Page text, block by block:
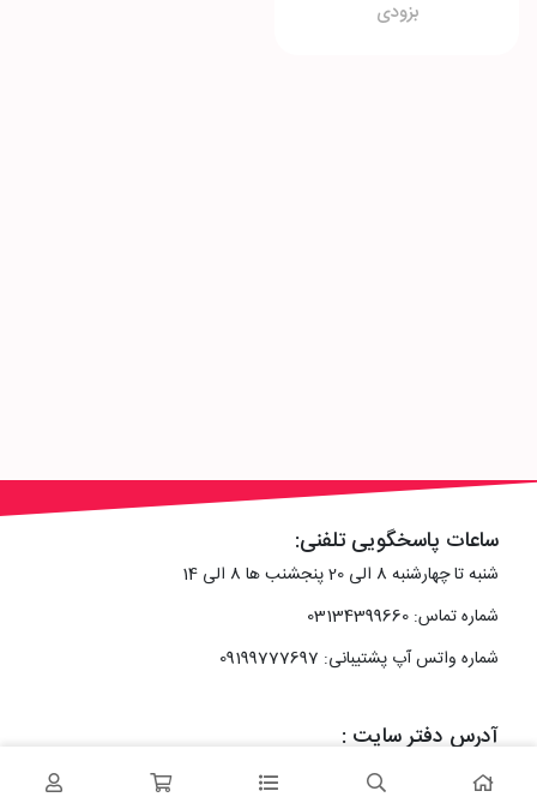
بزودی
ساعات پاسخگویی تلفنی:
شنبه تا چهارشنبه 8 الی 20 پنجشنب ها 8 الی 14
شماره تماس: 03134399660
شماره واتس آپ پشتیبانی: 09199777697
آدرس دفتر سایت :
اصفهان، خیابان رزمندگان، کوچه شماره سه فرعی 2 پلاک 10